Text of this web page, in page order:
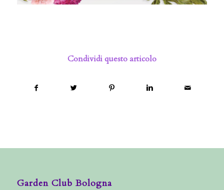
Condividi questo articolo
Garden Club Bologna